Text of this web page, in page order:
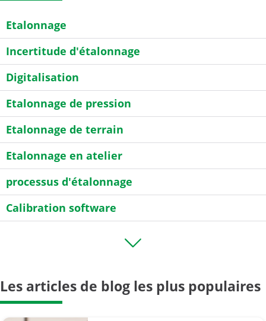
Etalonnage
Incertitude d'étalonnage
Digitalisation
Etalonnage de pression
Etalonnage de terrain
Etalonnage en atelier
processus d'étalonnage
Calibration software
Industrie 4.0
Les articles de blog les plus populaires